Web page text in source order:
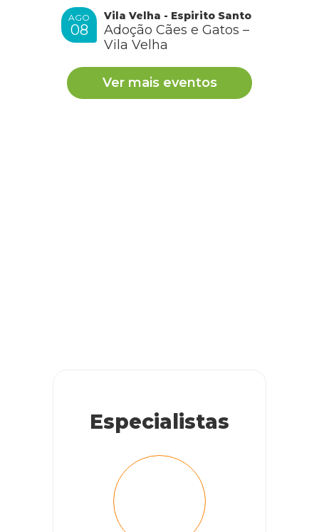
AGO
08
Vila Velha - Espirito Santo
Adoção Cães e Gatos –
Vila Velha
Ver mais eventos
Especialistas